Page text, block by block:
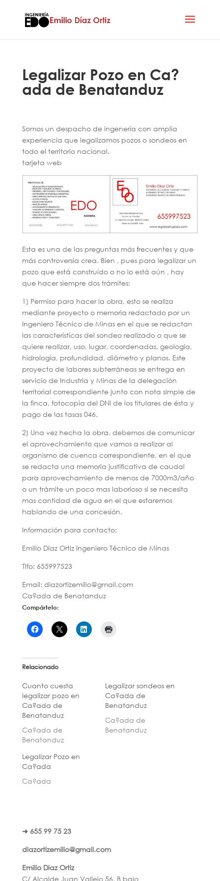
Legalizar Pozo en Ca?
ada de Benatanduz
Somos un despacho de ingenería con amplia
experiencia que legalizamos pozos o sondeos en
todo el territorio nacional.
tarjeta web
Esta es una de las preguntas más frecuentes y que
más controversia crea. Bien , pues para legalizar un
pozo que está construido o no lo está aún , hay
que hacer siempre dos trámites:
1) Permiso para hacer la obra, esto se realiza
mediante proyecto o memoria redactado por un
Ingeniero Técnico de Minas en el que se redactan
las características del sondeo realizado o que se
quiere realizar, uso, lugar, coordenadas, geología,
hidrologia, profundidad, diámetro y planos. Este
proyecto de labores subterráneas se entrega en
servicio de Industria y Minas de la delegación
territorial correspondiente junto con nota simple de
la finca, fotocopia del DNI de los titulares de ésta y
pago de las tasas 046.
2) Una vez hecha la obra, debemos de comunicar
el aprovechamiento que vamos a realizar al
organismo de cuenca correspondiente, en el que
se redacta una memoria justificativa de caudal
para aprovechamiento de menos de 7000m3/año
o un trámite un poco mas laborioso si se necesita
mas cantidad de agua en el que estaremos
hablando de una concesión.
Información para contacto:
Emilio Díaz Ortiz Ingeniero Técnico de Minas
Tlfo: 655997523
Email: diazortizemilio@gmail.com
Ca?ada de Benatanduz
Compártelo:
Relacionado
Cuanto cuesta
legalizar pozo en
Ca?ada de
Benatanduz
Ca?ada de
Benatanduz
Legalizar sondeos en
Ca?ada de
Benatanduz
Ca?ada de
Benatanduz
Legalizar Pozo en
Ca?ada
Ca?ada
➜ 655 99 75 23
diazortizemilio@gmail.com
Emilio Diaz Ortiz
C/ Alcalde Juan Vallejo 56, B bajo